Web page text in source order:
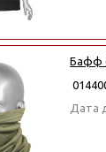
Бафф
Дата